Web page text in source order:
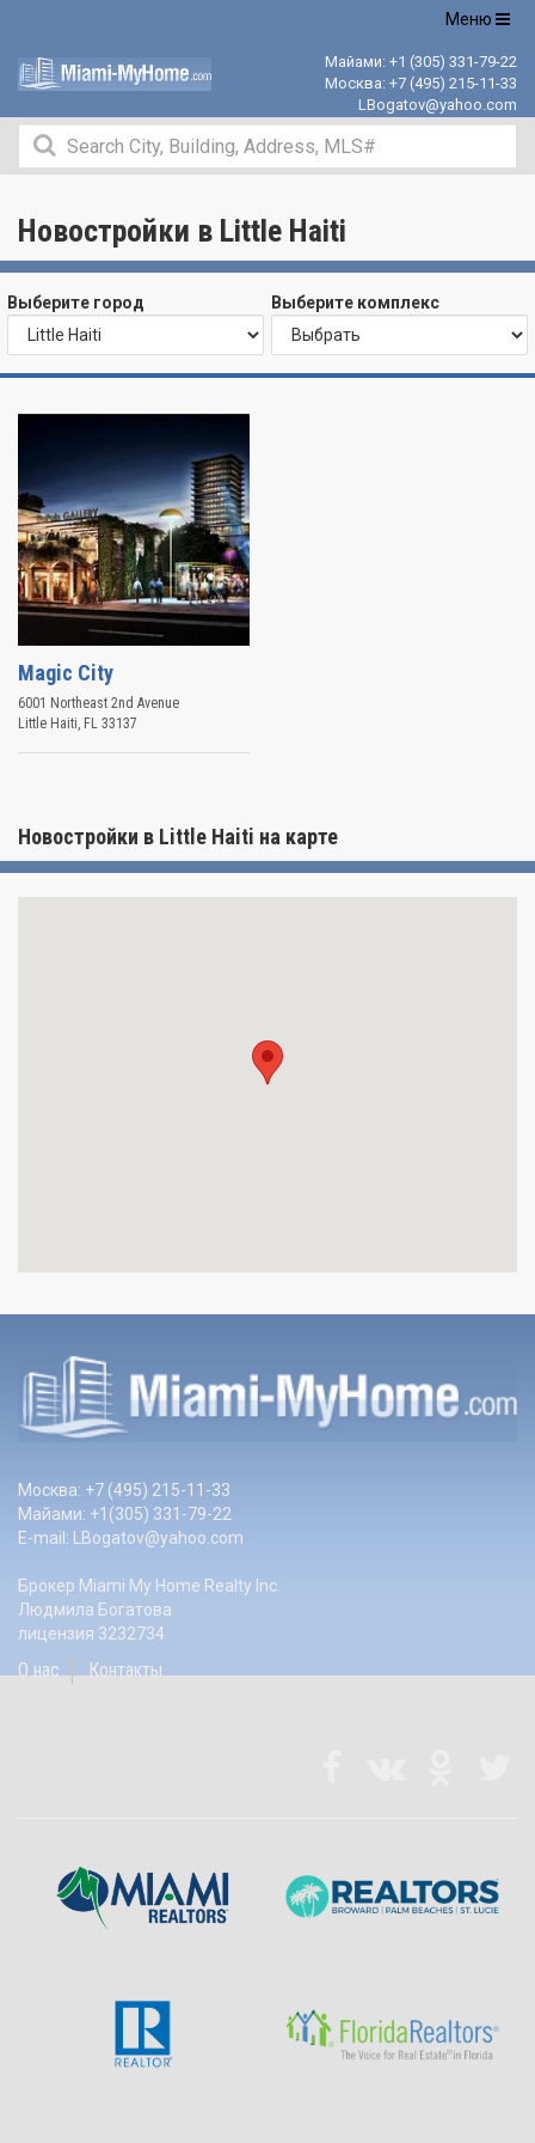
Открыть
Меню
Майами: +1 (305) 331-79-22
Москва: +7 (495) 215-11-33
LBogatov@yahoo.com
Новостройки в Little Haiti
Выберите город Выберите комплекс
Magic City
6001 Northeast 2nd Avenue
Little Haiti, FL 33137
Новостройки в Little Haiti на карте
Москва: +7 (495) 215-11-33
Майами: +1(305) 331-79-22
E-mail:
LBogatov@yahoo.com
Брокер Miami My Home Realty Inc.
Людмила Богатова
лицензия 3232734
О нас Контакты